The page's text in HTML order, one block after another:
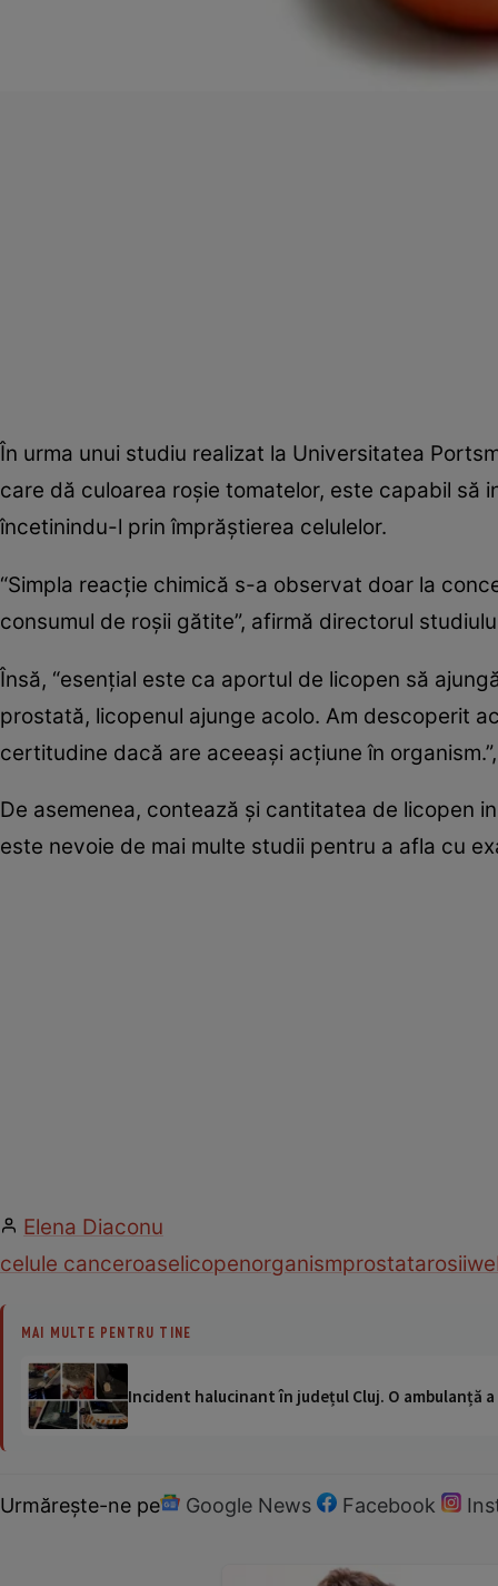
În urma unui studiu realizat la Universitatea
care dă culoarea roşie tomatelor, este capabil să
încetinindu-l prin împrăştierea celulelor.
“Simpla reacţie chimică s-a observat doar la
consumul de roşii gătite”, afirmă directorul
Însă, “esenţial este ca aportul de licopen să
prostată, licopenul ajunge acolo. Am descoperit
certitudine dacă are aceeaşi acţiune în
De asemenea, contează şi cantitatea de licopen
este nevoie de mai multe studii pentru a afla cu
Elena Diaconu
celule canceroaselicopenorganismprostatarosii
MAI MULTE PENTRU TINE
Incident halucinant în județul Cluj. O ambulanță
Urmărește-ne pe Google News Facebook